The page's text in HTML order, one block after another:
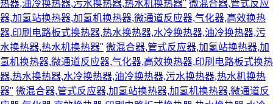
热器,油冷换热器,污水换热器,热水机换热器" 微混合器,管式反应
器,加氢站换热器,加氢机换热器,微通道反应器,气化器,高效换热
器,印刷电路板式换热器,热水换热器,水冷换热器,油冷换热器,污
水换热器,热水机换热器" 微混合器,管式反应器,加氢站换热器,加
氢机换热器,微通道反应器,气化器,高效换热器,印刷电路板式换热
器,热水换热器,水冷换热器,油冷换热器,污水换热器,热水机换热
器" 微混合器,管式反应器,加氢站换热器,加氢机换热器,微通道反